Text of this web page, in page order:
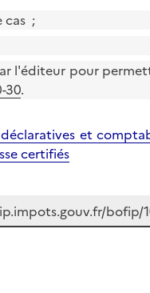
cas ;
l'éditeur pour
30.
et
certifiés